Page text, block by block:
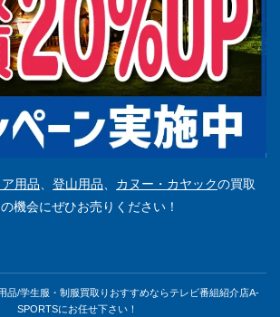
用品 登山用品 カヌー・カヤックの買取
機会にぜひお売りください！
品/学生服・制服買取りおすすめならテレビ番組紹介店A-
SPORTSにお任せ下さい！